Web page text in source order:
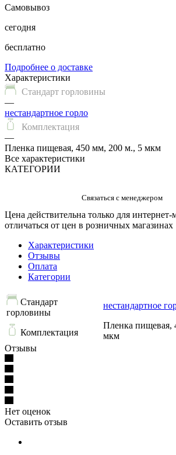
Самовывоз
сегодня
бесплатно
Подробнее о доставке
Характеристики
Стандарт горловины
—
нестандартное горло
Комплектация
—
Пленка пищевая, 450 мм, 200 м., 5 мкм
Все характеристики
КАТЕГОРИИ
Цена действительна только для
отличаться от цен в розничных магазинах
Характеристики
Отзывы
Оплата
Категории
Стандарт
горловины
нестандартное
Комплектация
Пленка пищевая,
мкм
Отзывы
Нет оценок
Оставить отзыв